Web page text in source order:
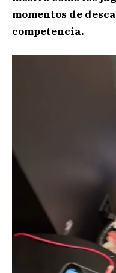
momentos de
competencia.